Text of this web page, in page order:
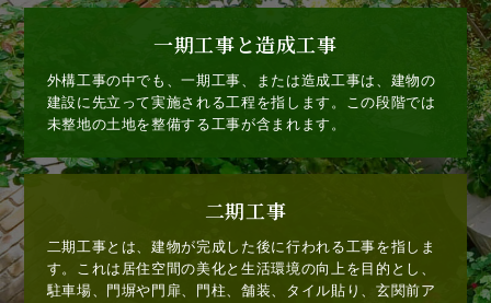
一期工事と造成工事
外構工事の中でも、一期工事、または造成工事は、建物の
建設に先立って実施される工程を指します。この段階では
未整地の土地を整備する工事が含まれます。
二期工事
二期工事とは、建物が完成した後に行われる工事を指しま
す。これは居住空間の美化と生活環境の向上を目的とし、
駐車場、門塀や門扉、門柱、舗装、タイル貼り、玄関前ア